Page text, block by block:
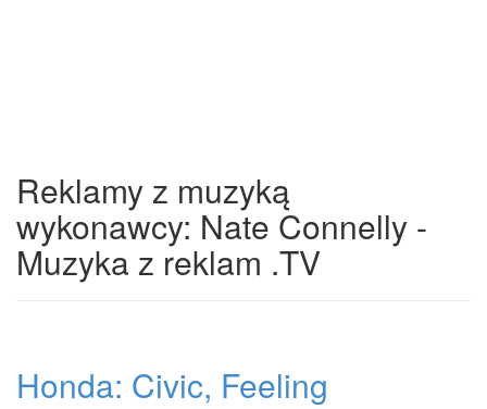
Reklamy z muzyką
wykonawcy: Nate Connelly -
Muzyka z reklam .TV
Honda: Civic, Feeling